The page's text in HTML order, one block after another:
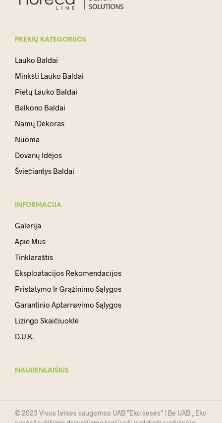
PREKIŲ KATEGORIJOS
Lauko Baldai
Minkšti Lauko Baldai
Pietų Lauko Baldai
Balkono Baldai
Namų Dekoras
Nuoma
Dovanų Idėjos
Šviečiantys Baldai
INFORMACIJA
Galerija
Apie Mus
Tinklaraštis
Eksploatacijos Rekomendacijos
Pristatymo Ir Grąžinimo Sąlygos
Garantinio Aptarnavimo Sąlygos
Lizingo Skaičiuoklė
D.U.K.
NAUJIENLAIŠKIS
© 2023 Visos teisės saugomos UAB "Eko sesės" | Be UAB „Eko